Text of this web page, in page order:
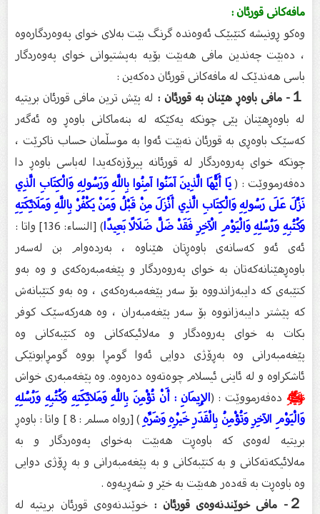
مافەکانی قورئان :
وەکو ڕونیشە کتێبێک ئەوەندە گرنگ بێت بەلای خوای پەوەردگارەوە
، دەبێت چەندین مافی هەبێت بۆیە بەپشتیوانی خوای پەوەردگار
باسی هەندێک لە مافەکانی قورئان دەکەین :
１- مافی باوەڕ هێنان بە قورئان :
لە پێش ترین مافی قورئان بریتیە
لە باوەڕهێنان پێی چونکە یەکێکە لە بنەماکانی باوەڕ وە ئەگەر
کەسێک باوەڕی بە قورئان نەبێت ئەوا بە موسڵمان حساب ناکرێت ،
چونکە خوای پەروەردگار لە قورئانە پیرۆزەکەیدا لەباسی باوەڕ دا
دەفەرمووێت : ( يَا أَيُّهَا الَّذِينَ آمَنُوا آمِنُوا بِاللَّهِ وَرَسُولِهِ وَالْكِتَابِ الَّذِي
نَزَّلَ عَلَى رَسُولِهِ وَالْكِتَابِ الَّذِي أَنْزَلَ مِنْ قَبْلُ وَمَنْ يَكْفُرْ بِاللَّهِ وَمَلَائِكَتِهِ
وَكُتُبِهِ وَرُسُلِهِ وَالْيَوْمِ الْآخِرِ فَقَدْ ضَلَّ ضَلَالًا بَعِيدًا
) [النساء: 136] واتا :
ئەی ئەو کەسانەی باوەڕتان هێناوە ، بەردەوام بن لەسەر
باوەڕهێنانەکەتان بە خوای پەروەردگار و پێغەمبەرەکەی و وە بەو
کتێبەی کە دایبەزاندووە بۆ سەر پێغەمبەرەکەی ، وە بەو کتێبانەش
کە پێشتر دایبەزانووە بۆ سەر پێغەمبەران ، وە هەرکەسێک کوفر
بکات بە خوای پەروەدگار و مەلائیکەکانی وە کتێبەکانی وە
پێغەمبەرانی وە بەڕۆژی دوایی ئەوا گومڕا بووە گومڕابونێکی
ئاشکراوە و لە ئاینی ئیسلام چوەتەوە دەرەوە. وە پێغەمبەری خواش
ﷺدەفەرمووێت : ( الإِيمَانِ : أَنْ تُؤْمِنَ بِاللَّهِ وَمَلائِكَتِهِ وَكُتُبِهِ وَرُسُلِهِ
وَالْيَوْمِ الآخِرِ وَتُؤْمِنُ بِالْقَدَرِ خَيْرِهِ وَشَرِّهِ
) [رواه مسلم : 8 ] واتا : باوەڕ
بریتیە لەوەی کە باوەڕت هەبێت بەخوای پەوەردگار و بە
مەلائیکەتەکانی و بە کتێبەکانی و بە پێغەمبەرانی و بە ڕۆژی دوایی
وە باوەڕت بە قەدەر هەبێت بە خێر و شەڕیەوە .
２- مافی خوێندنەوەی قورئان :
خوێندنەوەی قورئان بریتیە لە